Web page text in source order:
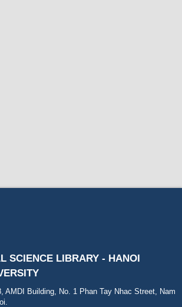
SCIENCE LIBRARY - HANOI
AMDI Building, No. 1 Phan Tay Nhac Street, Nam